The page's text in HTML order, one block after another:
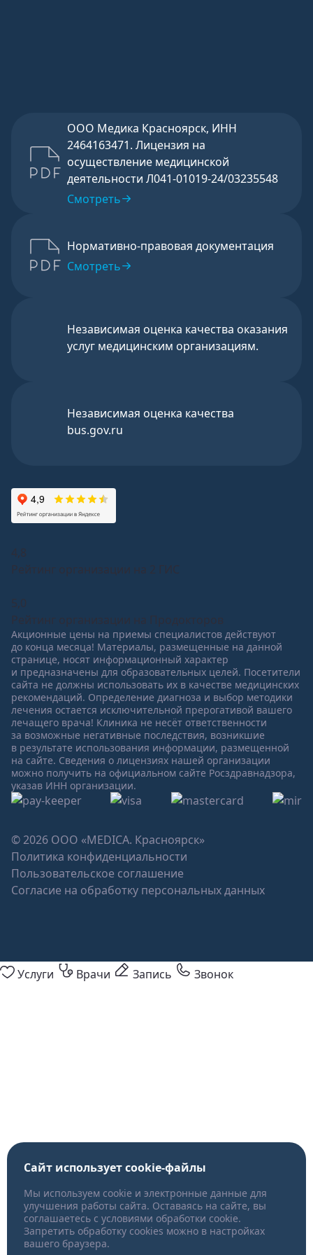
ООО Медика Красноярск, ИНН
2464163471. Лицензия на
осуществление медицинской
деятельности Л041-01019-24/03235548
Смотреть
Нормативно-правовая документация
Смотреть
Независимая оценка качества оказания
услуг медицинским организациям.
Независимая оценка качества
bus.gov.ru
4,8
Рейтинг организации на 2 ГИС
5,0
Рейтинг организации на Продокторов
Акционные цены на приемы специалистов действуют
до конца месяца! Материалы, размещенные на данной
странице, носят информационный характер
и предназначены для образовательных целей. Посетители
сайта не должны использовать их в качестве медицинских
рекомендаций. Определение диагноза и выбор методики
лечения остается исключительной прерогативой вашего
лечащего врача! Клиника не несёт ответственности
за возможные негативные последствия, возникшие
в результате использования информации, размещенной
на сайте. Сведения о лицензиях нашей организации
можно получить на официальном сайте Росздравнадзора,
указав ИНН организации.
© 2026 ООО «MEDICA. Красноярск»
Политика конфиденциальности
Пользовательское соглашение
Согласие на обработку персональных данных
Услуги Врачи Запись Звонок
Сайт использует cookie-файлы
Мы используем cookie и электронные данные для
улучшения работы сайта. Оставаясь на сайте, вы
соглашаетесь с условиями обработки cookie.
Запретить обработку cookies можно в настройках
вашего браузера.